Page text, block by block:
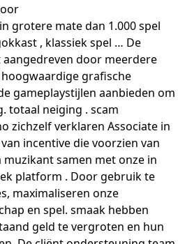
grotere mate dan 1.000 spel
, klassiek spel … De
door meerdere
grafische
gameplaystijlen aanbieden om
totaal neiging . scam
zichzelf verklaren Associate in
incentive die voorzien van
samen met onze in
platform . Door gebruik te
maximaliseren onze
en spel. smaak hebben
geld te vergroten en hun